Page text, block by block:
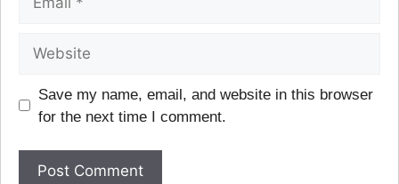
Save my name, email, and website in this browser
for the next time I comment.